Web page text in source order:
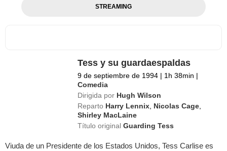
STREAMING
Tess y su guardaespaldas
9 de septiembre de 1994 | 1h 38min |
Comedia
Dirigida por Hugh Wilson
Reparto Harry Lennix Nicolas Cage
Shirley MacLaine
Título originalGuarding Tess
Viuda de un Presidente de los Estados Unidos, Tess Carlise es